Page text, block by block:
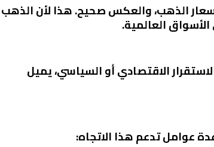
أسعار الذهب، والعكس صحيح. هذا لأن الذهب
العالمية.
الاقتصادي أو السياسي، يميل
عوامل تدعم هذا الاتجاه: